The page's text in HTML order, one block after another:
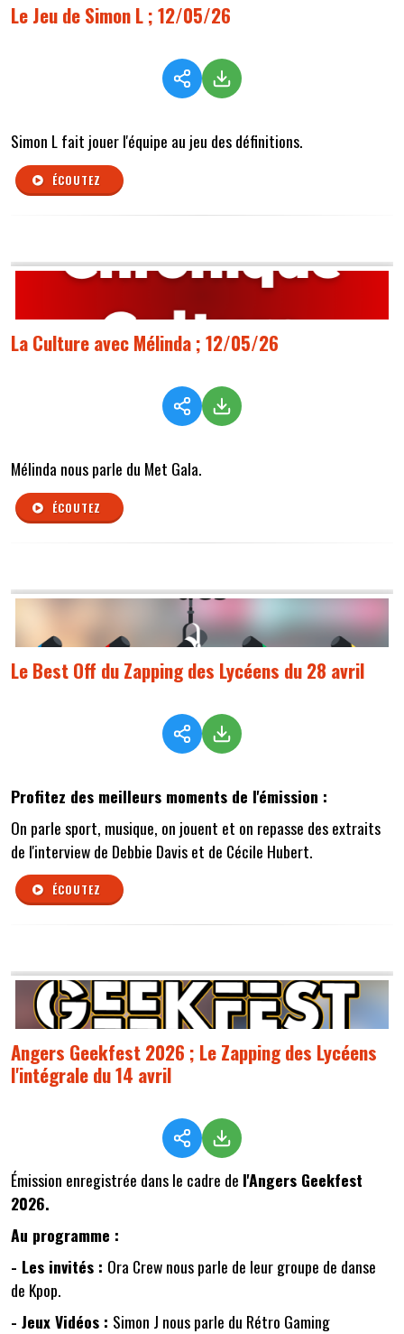
Le Jeu de Simon L ; 12/05/26
Simon L fait jouer l'équipe au jeu des définitions.
ÉCOUTEZ
La Culture avec Mélinda ; 12/05/26
Mélinda nous parle du Met Gala.
ÉCOUTEZ
Le Best Off du Zapping des Lycéens du 28 avril
Profitez des meilleurs moments de l'émission :
On parle sport, musique, on jouent et on repasse des extraits
de l'interview de Debbie Davis et de Cécile Hubert.
ÉCOUTEZ
Angers Geekfest 2026 ; Le Zapping des Lycéens
l'intégrale du 14 avril
Émission enregistrée dans le cadre de l'Angers Geekfest
2026.
Au programme :
- Les invités : Ora Crew nous parle de leur groupe de danse
de Kpop.
- Jeux Vidéos : Simon J nous parle du Rétro Gaming